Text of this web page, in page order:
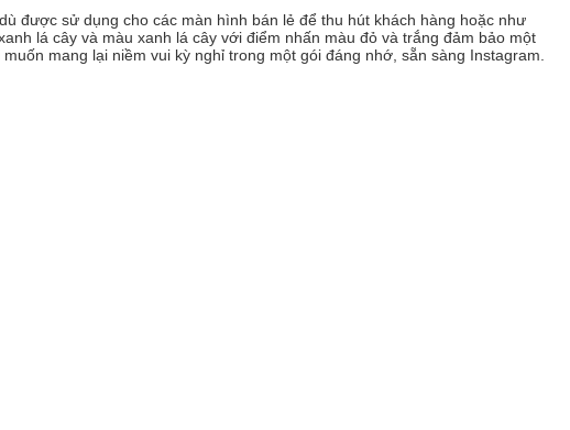
được sử dụng cho các màn hình bán lẻ để thu hút khách hàng hoặc như
lá cây và màu xanh lá cây với điểm nhấn màu đỏ và trắng đảm bảo một
mang lại niềm vui kỳ nghỉ trong một gói đáng nhớ, sẵn sàng Instagram.